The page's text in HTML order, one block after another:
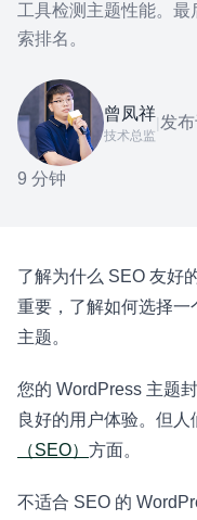
工具检测主题性能。
索排名。
曾凤祥
技术总监
|发
9 分钟
了解为什么 SEO 友好
重要，了解如何选择一
主题。
您的 WordPress 主题
良好的用户体验。但人
（SEO） 方面。
不适合 SEO 的